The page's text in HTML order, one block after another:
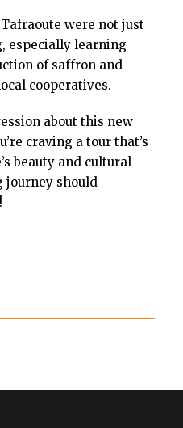
were not just
especially learning
of saffron and
cooperatives.
about this new
craving a tour that’s
beauty and cultural
journey should